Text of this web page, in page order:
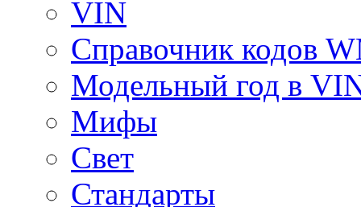
VIN
Справочник кодов
Модельный год в
Мифы
Свет
Стандарты